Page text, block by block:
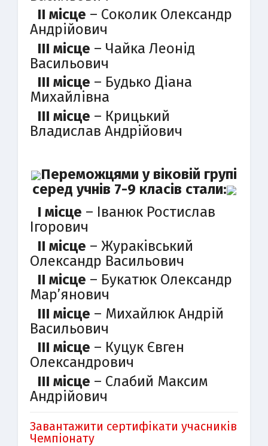
II місце – Соколик Олександр
Андрійович
III місце – Чайка Леонід
Васильович
III місце – Будько Діана
Михайлівна
III місце – Крицький
Владислав Андрійович
Переможцями у віковій групі
серед учнів 7-9 класів стали:
I місце – Іванюк Ростислав
Ігорович
II місце – Жураківський
Олександр Васильович
II місце – Букатюк Олександр
Мар’янович
III місце – Михайлюк Андрій
Васильович
III місце – Куцук Євген
Олександрович
III місце – Слабий Максим
Андрійович
Завантажити сертифікати учасників
Чемпіонату